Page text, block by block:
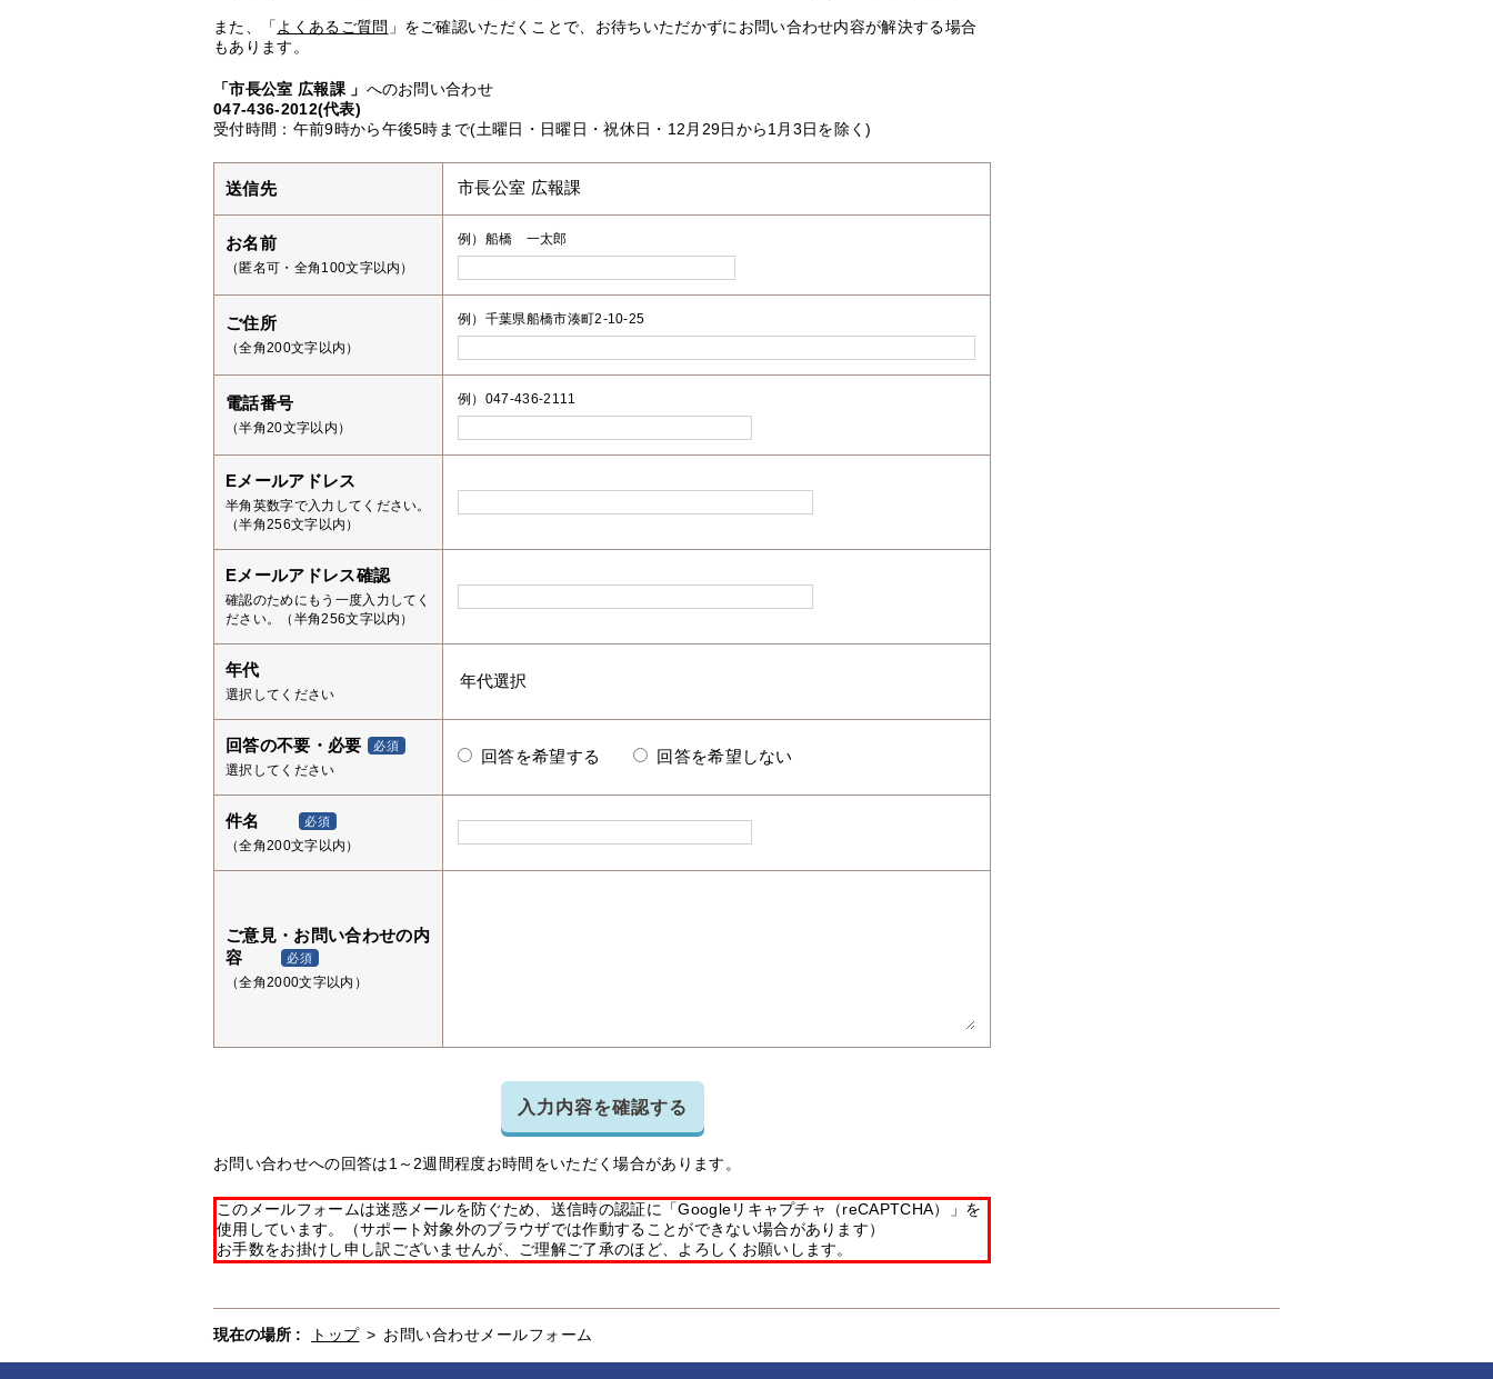
また、「 よくあるご質問 」をご確認いただくことで、お待ちいただかずにお問い合わせ内容が解決する場合
もあります。
「市長公室 広報課 」 へのお問い合わせ
047-436-2012(代表)
受付時間：午前9時から午後5時まで(土曜日・日曜日・祝休日・12月29日から1月3日を除く)
送信先 市長公室 広報課
お名前
（匿名可・全角100文字以内）
例）船橋 一太郎
ご住所
（全角200文字以内）
例）千葉県船橋市湊町2-10-25
電話番号
（半角20文字以内）
例）047-436-2111
Eメールアドレス
半角英数字で入力してください。
（半角256文字以内）
Eメールアドレス確認
確認のためにもう一度入力してく
ださい。（半角256文字以内）
年代
選択してください
回答の不要・必要 必須
選択してください
回答を希望する 回答を希望しない
件名 必須
（全角200文字以内）
ご意見・お問い合わせの内
容
必須
（全角2000文字以内）
入力内容を確認する
お問い合わせへの回答は1～2週間程度お時間をいただく場合があります。
このメールフォームは迷惑メールを防ぐため、送信時の認証に「Googleリキャプチャ（reCAPTCHA）」を
使用しています。（サポート対象外のブラウザでは作動することができない場合があります）
お手数をお掛けし申し訳ございませんが、ご理解ご了承のほど、よろしくお願いします。
現在の場所 : トップ > お問い合わせメールフォーム